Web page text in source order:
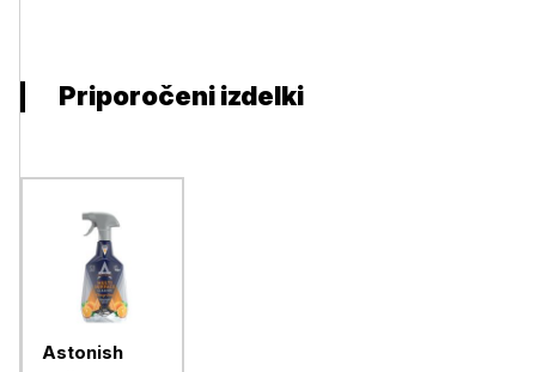
Priporočeni izdelki
Astonish